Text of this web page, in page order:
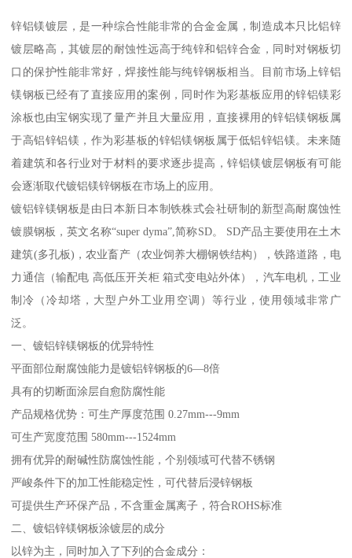
锌铝镁镀层，是一种综合性能非常的合金金属，制造成本只比铝锌
镀层略高，其镀层的耐蚀性远高于纯锌和铝锌合金，同时对钢板切
口的保护性能非常好，焊接性能与纯锌钢板相当。目前市场上锌铝
镁钢板已经有了直接应用的案例，同时作为彩基板应用的锌铝镁彩
涂板也由宝钢实现了量产并且大量应用，直接裸用的锌铝镁钢板属
于高铝锌铝镁，作为彩基板的锌铝镁钢板属于低铝锌铝镁。未来随
着建筑和各行业对于材料的要求逐步提高，锌铝镁镀层钢板有可能
会逐渐取代镀铝镁锌钢板在市场上的应用。
镀铝锌镁钢板是由日本新日本制铁株式会社研制的新型高耐腐蚀性
镀膜钢板，英文名称“super dyma”,简称SD。 SD产品主要使用在土木
建筑(多孔板)，农业畜产（农业饲养大棚钢铁结构），铁路道路，电
力通信（输配电 高低压开关柜 箱式变电站外体），汽车电机，工业
制冷（冷却塔，大型户外工业用空调）等行业，使用领域非常广
泛。
一、镀铝锌镁钢板的优异特性
平面部位耐腐蚀能力是镀铝锌钢板的6—8倍
具有的切断面涂层自愈防腐性能
产品规格优势：可生产厚度范围 0.27mm---9mm
可生产宽度范围 580mm---1524mm
拥有优异的耐碱性防腐蚀性能，个别领域可代替不锈钢
严峻条件下的加工性能稳定性，可代替后浸锌钢板
可提供生产环保产品，不含重金属离子，符合ROHS标准
二、镀铝锌镁钢板涂镀层的成分
以锌为主，同时加入了下列的合金成分：